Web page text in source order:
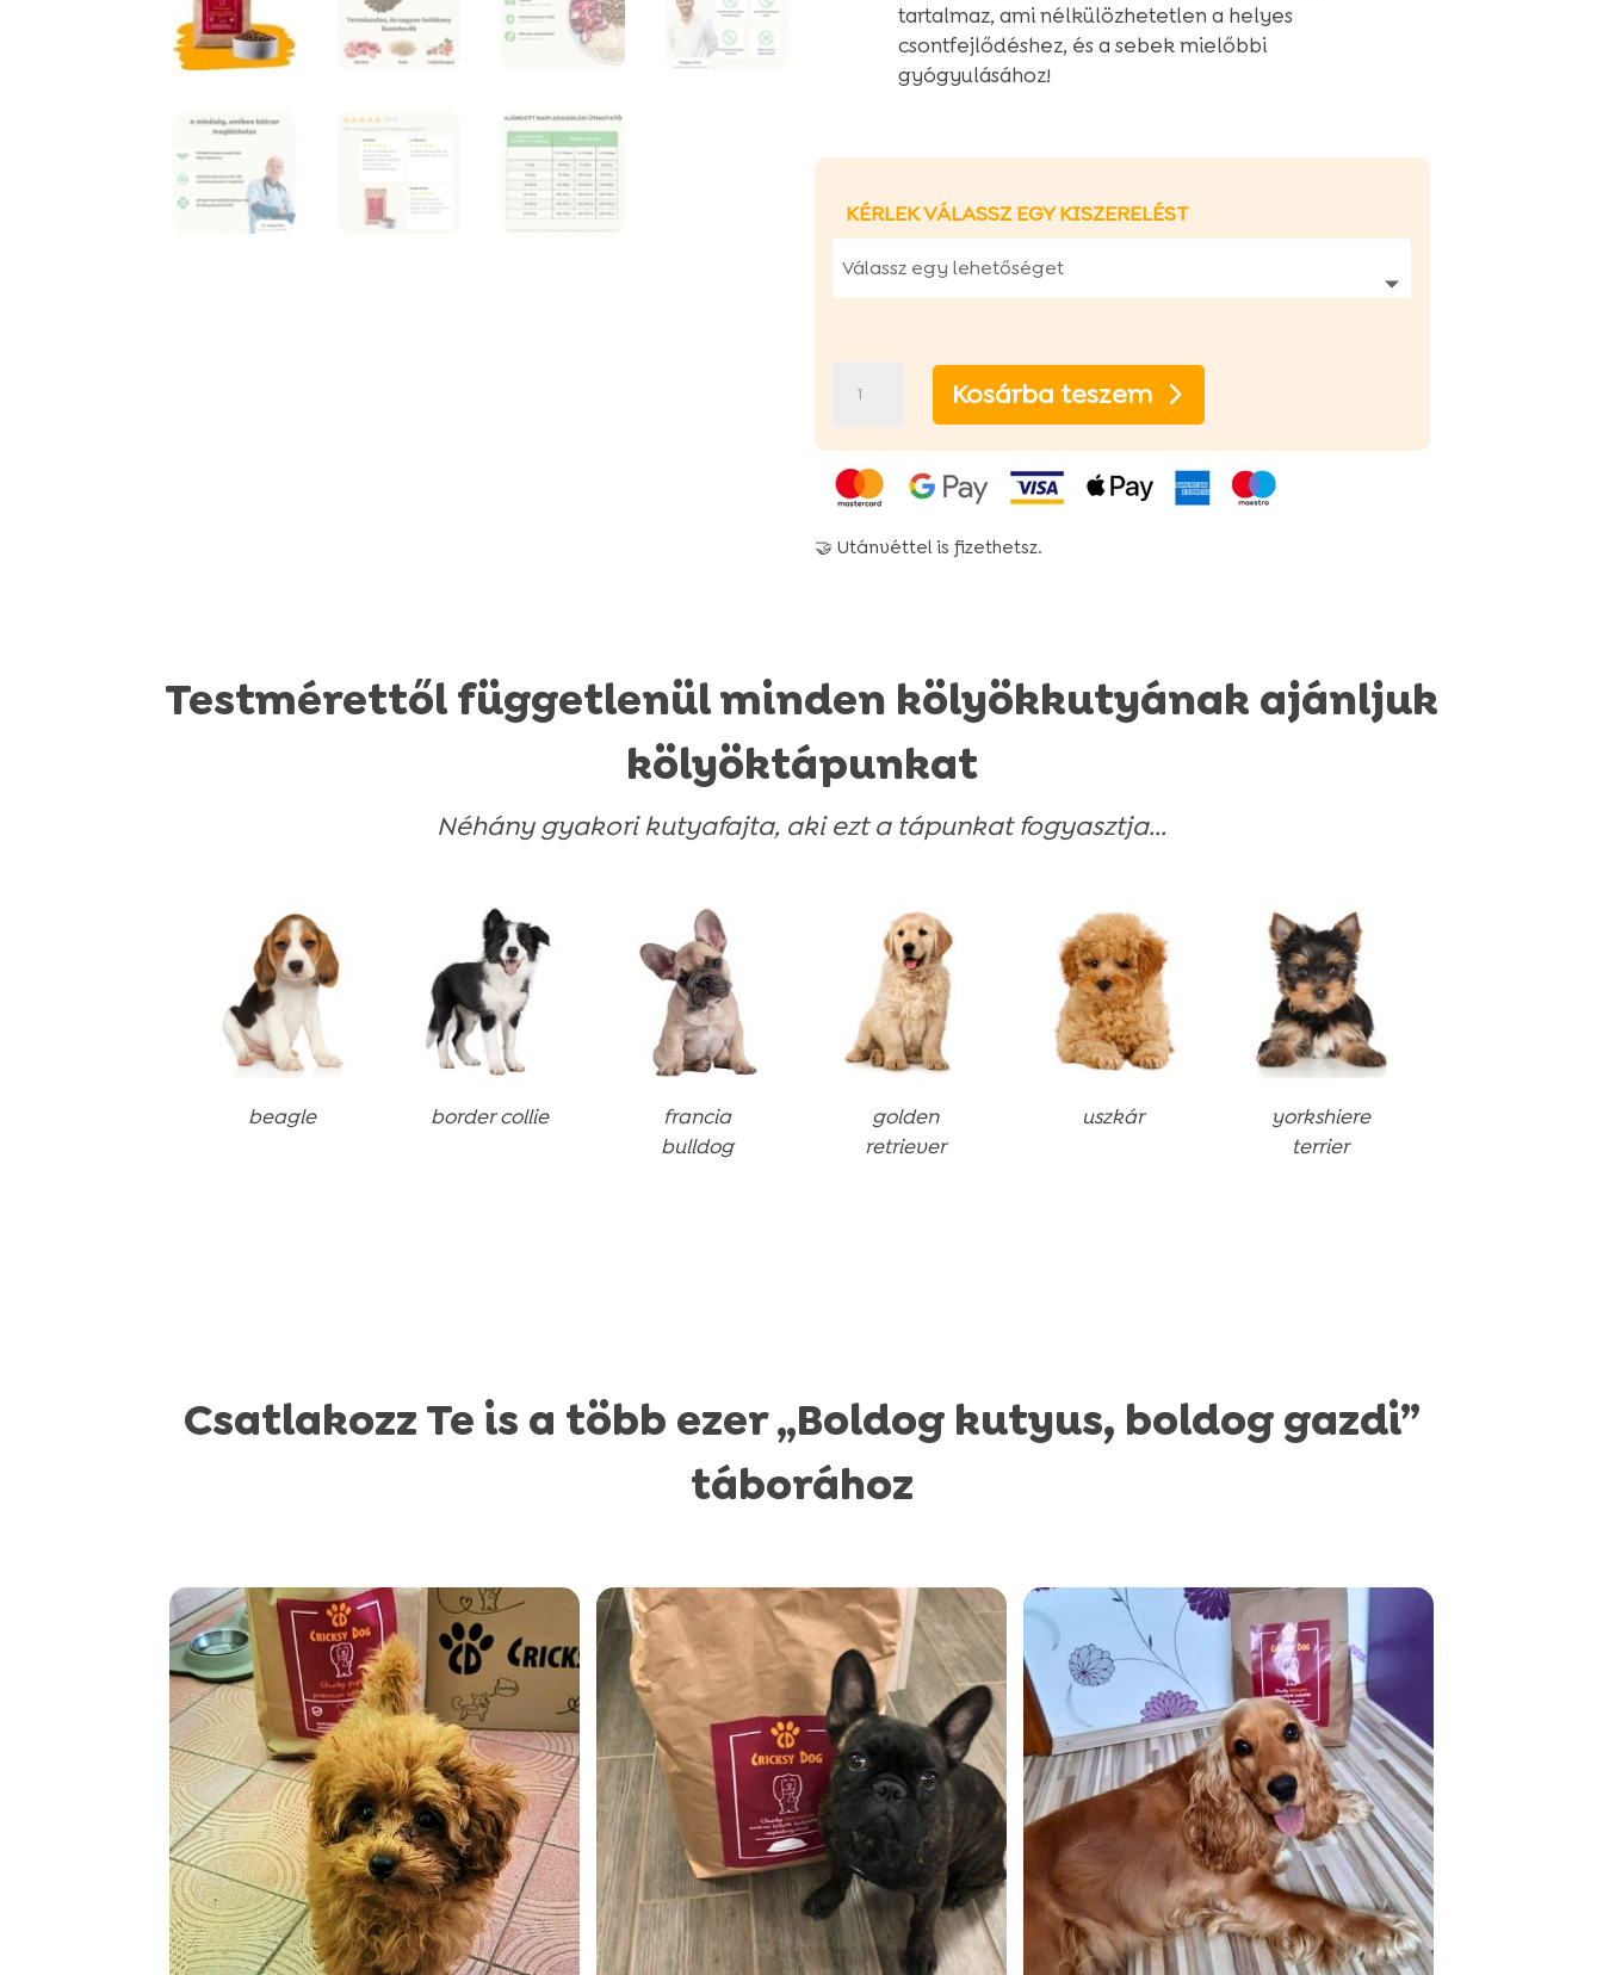
tartalmaz, ami nélkülözhetetlen a helyes
csontfejlődéshez, és a sebek mielőbbi
gyógyulásához!
KÉRLEK VÁLASSZ EGY KISZERELÉST
száraz
kölyök
mennyiség
Kosárba teszem
🤝 Utánvéttel is fizethetsz.
Testmérettől függetlenül minden kölyökkutyának ajánljuk
kölyöktápunkat
Néhány gyakori kutyafajta, aki ezt a tápunkat fogyasztja...
beagle border collie
francia
bulldog
golden
retriever
uszkár
yorkshiere
terrier
Csatlakozz Te is a több ezer „Boldog kutyus, boldog gazdi”
táborához